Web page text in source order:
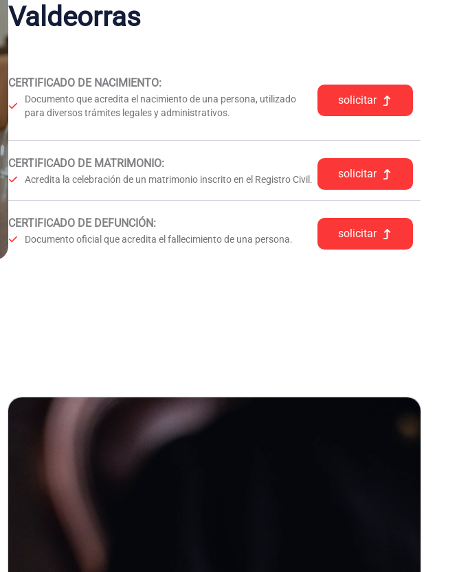
Valdeorras
CERTIFICADO DE NACIMIENTO:
Documento que acredita el nacimiento de una persona, utilizado
para diversos trámites legales y administrativos.
solicitar
CERTIFICADO DE MATRIMONIO:
Acredita la celebración de un matrimonio inscrito en el Registro Civil. solicitar
CERTIFICADO DE DEFUNCIÓN:
Documento oficial que acredita el fallecimiento de una persona. solicitar